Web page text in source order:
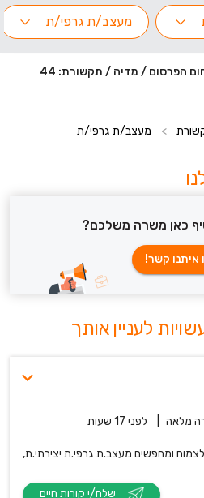
מעצב/ת גרפי/ת
דרושים מעצב/ת גרפי/ת בתחום הפרסום / מדיה / תקשורת: 44
> מעצב/ת גרפי/ת
כאן משרה משלכם?
איתנו קשר!
מלאה לפני 17 שעות
ומחפשים מעצב.ת גרפי.ת יצירתי.ת,